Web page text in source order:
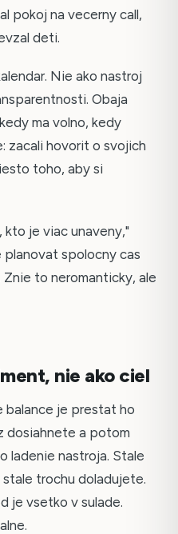
pokoj na vecerny call,
deti.
Nie ako nastroj
Obaja
ma volno, kedy
zacali hovorit o svojich
toho, aby si
kto je viac unaveny,"
planovat spolocny cas
to neromanticky, ale
nie ako ciel
je prestat ho
dosiahnete a potom
ladenie nastroja. Stale
trochu doladujete.
je vsetko v sulade.